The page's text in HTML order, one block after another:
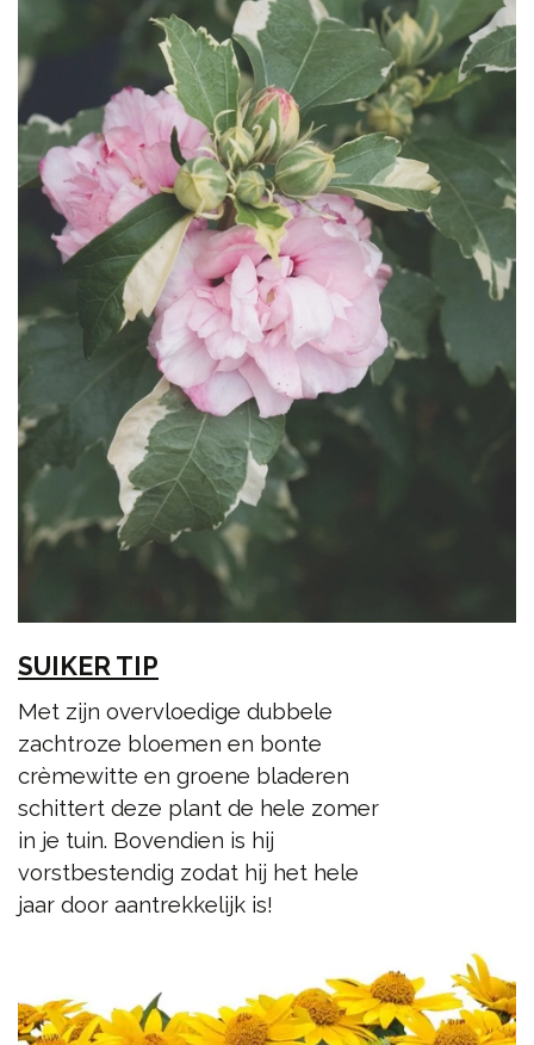
SUIKER TIP
Met zijn overvloedige dubbele
zachtroze bloemen en bonte
crèmewitte en groene bladeren
schittert deze plant de hele zomer
in je tuin. Bovendien is hij
vorstbestendig zodat hij het hele
jaar door aantrekkelijk is!